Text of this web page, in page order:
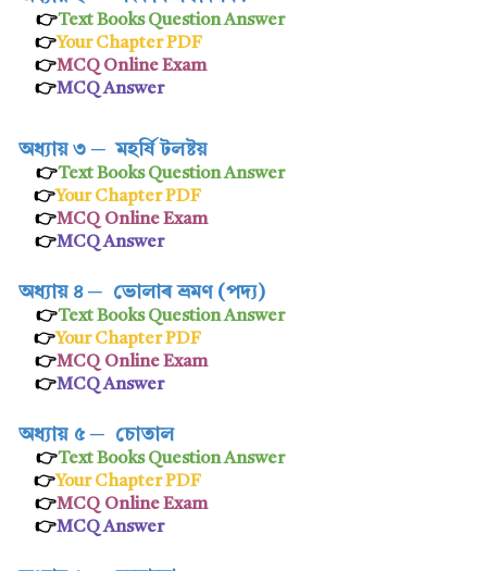
👉Text Books Question Answer
👉Your Chapter PDF
👉MCQ Online Exam
👉MCQ Answer
অধ্যায় ৩ ─ মহৰ্ষি টলষ্টয়
👉Text Books Question Answer
👉Your Chapter PDF
👉MCQ Online Exam
👉MCQ Answer
অধ্যায় ৪ ─ ভোলাৰ ভ্ৰমণ (পদ্য)
👉Text Books Question Answer
👉Your Chapter PDF
👉MCQ Online Exam
👉MCQ Answer
অধ্যায় ৫ ─ চোতাল
👉Text Books Question Answer
👉Your Chapter PDF
👉MCQ Online Exam
👉MCQ Answer